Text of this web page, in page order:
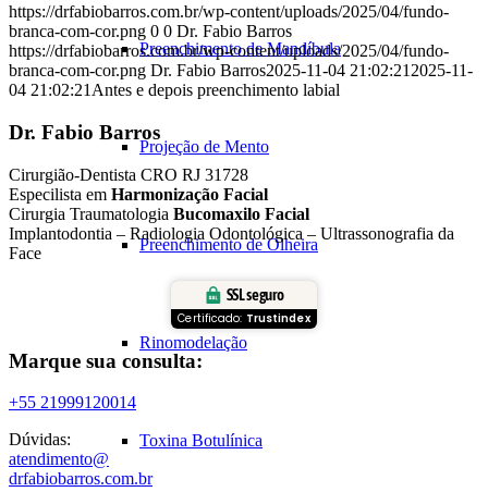
Preenchimento de Mandíbula
Projeção de Mento
Preenchimento de Olheira
Rinomodelação
Toxina Botulínica
https://drfabiobarros.com.br/wp-content/uploads/2025/04/fundo-
branca-com-cor.png 0 0 Dr. Fabio Barros
https://drfabiobarros.com.br/wp-content/uploads/2025/04/fundo-
branca-com-cor.png Dr. Fabio Barros2025-11-04 21:02:212025-11-
04 21:02:21Antes e depois preenchimento labial
Dr. Fabio Barros
Cirurgião-Dentista CRO RJ 31728
Especilista em Harmonização Facial
Cirurgia Traumatologia Bucomaxilo Facial
Implantodontia – Radiologia Odontológica – Ultrassonografia da
Face
SSL seguro
Certificado: Trustindex
Marque sua consulta:
+55 21999120014
Dúvidas:
atendimento@
drfabiobarros.com.br